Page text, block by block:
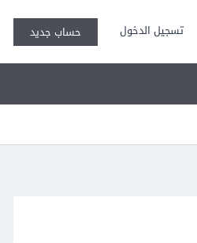
تسجيل الدخول حساب جديد